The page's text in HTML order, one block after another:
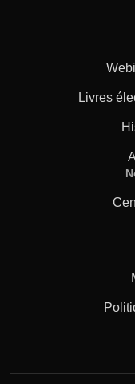
Livres